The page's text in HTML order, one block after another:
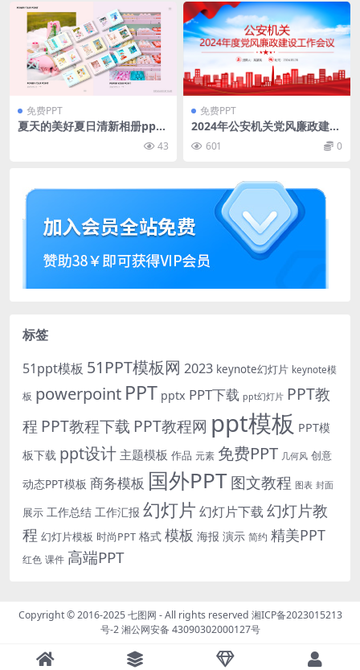
免费PPT
夏天的美好夏日清新相册ppt
43
免费PPT
2024年公安机关党风廉政建设
工作会议PPT模板
601 0
标签
51ppt模板 51PPT模板网 2023 keynote幻灯片 keynote模
板 powerpoint PPT pptx PPT下载 ppt幻灯片 PPT教
程 PPT教程下载 PPT教程网 ppt模板 PPT模
板下载 ppt设计 主题模板 作品 元素 免费PPT 几何风 创意
动态PPT模板 商务模板 国外PPT图文教程 图表 封面
展示 工作总结 工作汇报 幻灯片 幻灯片下载 幻灯片教
程 幻灯片模板 时尚PPT 格式 模板 海报 演示 简约 精美PPT
红色 课件 高端PPT
Copyright © 2016-2025七图网 - All rights reserved 湘ICP备2023015213
号-2湘公网安备 43090302000127号